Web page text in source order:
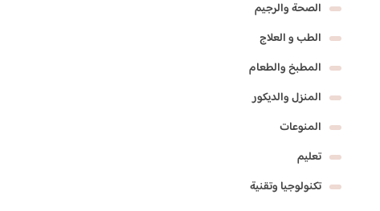
الصحة والرجيم
الطب و العلاج
المطبخ والطعام
المنزل والديكور
المنوعات
تعليم
تكنولوجيا وتقنية